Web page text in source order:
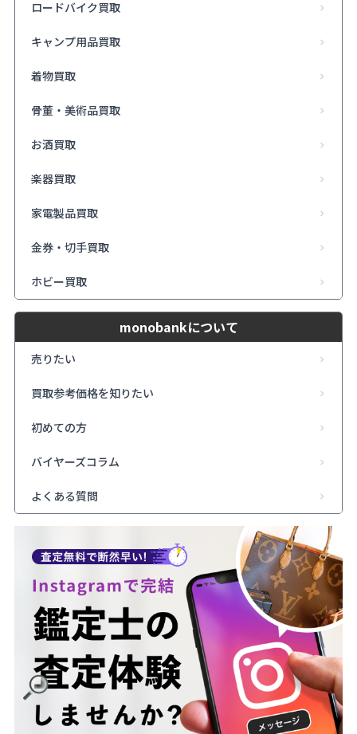
ロードバイク買取
キャンプ用品買取
着物買取
骨董・美術品買取
お酒買取
楽器買取
家電製品買取
金券・切手買取
ホビー買取
monobankについて
売りたい
買取参考価格を知りたい
初めての方
バイヤーズコラム
よくある質問